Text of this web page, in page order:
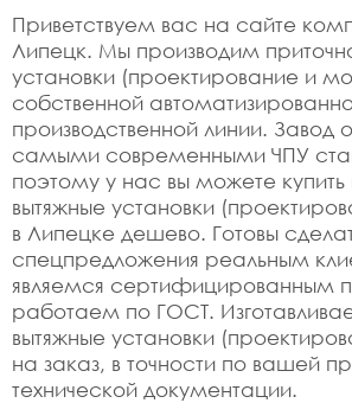
Приветствуем вас на сайте
Липецк. Мы производим
установки (проектирование и
собственной
производственной линии. Завод
самыми современными ЧПУ
поэтому у нас вы можете купить
вытяжные установки
в Липецке дешево. Готовы
спецпредложения реальным
являемся сертифицированным
работаем по ГОСТ.
вытяжные установки
на заказ, в точности по вашей
технической документации.